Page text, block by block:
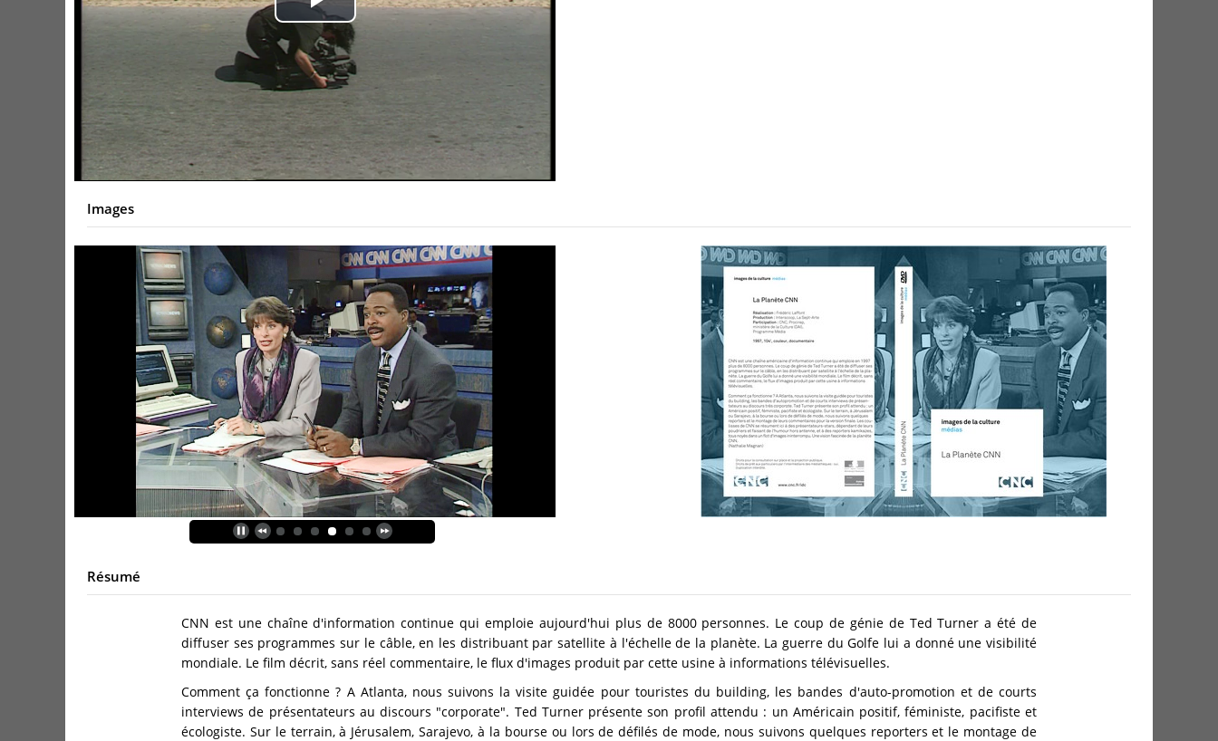
Play
Video
Images
Résumé
CNN est une chaîne d'information continue qui emploie aujourd'hui plus de 8000 personnes. Le coup de génie de Ted Turner a été de
diffuser ses programmes sur le câble, en les distribuant par satellite à l'échelle de la planète. La guerre du Golfe lui a donné une visibilité
mondiale. Le film décrit, sans réel commentaire, le flux d'images produit par cette usine à informations télévisuelles.
Comment ça fonctionne ? A Atlanta, nous suivons la visite guidée pour touristes du building, les bandes d'auto-promotion et de courts
interviews de présentateurs au discours "corporate". Ted Turner présente son profil attendu : un Américain positif, féministe, pacifiste et
écologiste. Sur le terrain, à Jérusalem, Sarajevo, à la bourse ou lors de défilés de mode, nous suivons quelques reporters et le montage de